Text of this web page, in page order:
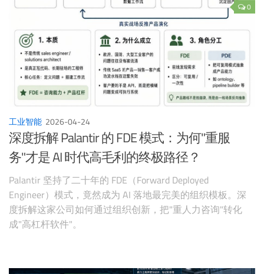
0
工业智能 2026-04-24
深度拆解 Palantir 的 FDE 模式：为何"重服
务"才是 AI 时代高毛利的终极路径？
Palantir 坚持了二十年的 FDE（Forward Deployed
Engineer）模式，竟然成为 AI 落地最完美的组织模板。深
度拆解这家公司如何通过组织创新，把"重人力咨询"转化
成"高杠杆软件"。